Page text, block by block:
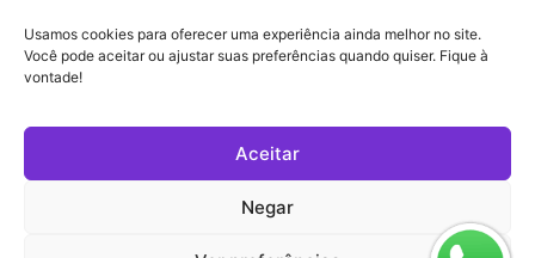
Usamos cookies para oferecer uma experiência ainda melhor no site.
Você pode aceitar ou ajustar suas preferências quando quiser. Fique à
vontade!
Aceitar
Negar
Helpdesk
|
Suporte a clientes
(21) 3180-0616